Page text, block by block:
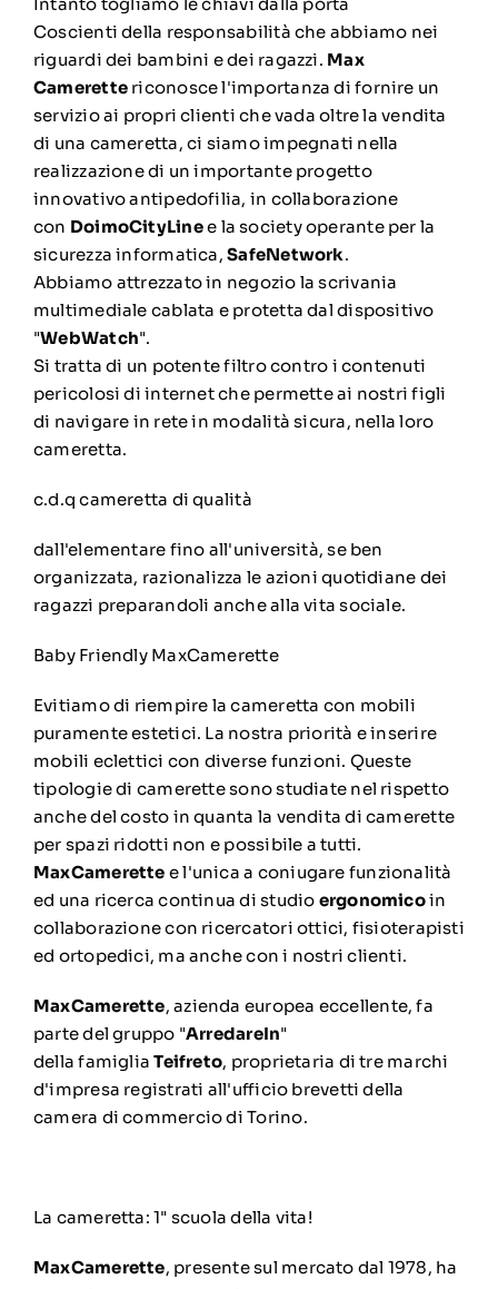
Coscienti della responsabilità che abbiamo nei
riguardi dei bambini e dei ragazzi. Max
Camerette riconosce l'importanza di fornire un
servizio ai propri clienti che vada oltre la vendita
di una cameretta, ci siamo impegnati nella
realizzazione di un importante progetto
innovativo antipedofilia, in collaborazione
con DoimoCityLinee la society operante per la
sicurezza informatica,SafeNetwork.
Abbiamo attrezzato in negozio la scrivania
multimediale cablata e protetta dal dispositivo
"WebWatch".
Si tratta di un potente filtro contro i contenuti
pericolosi di internet che permette ai nostri figli
di navigare in rete in modalità sicura, nella loro
cameretta.
c.d.q cameretta di qualità
dall'elementare fino all'università, se ben
organizzata, razionalizza le azioni quotidiane dei
ragazzi preparandoli anche alla vita sociale.
Baby Friendly MaxCamerette
Evitiamo di riempire la cameretta con mobili
puramente estetici. La nostra priorità e inserire
mobili eclettici con diverse funzioni. Queste
tipologie di camerette sono studiate nel rispetto
anche del costo in quanta la vendita di camerette
per spazi ridotti non e possibile a tutti.
MaxCamerette e l'unica a coniugare funzionalità
ed una ricerca continua di studio ergonomicoin
collaborazione con ricercatori ottici, fisioterapisti
ed ortopedici, ma anche con i nostri clienti.
MaxCamerette, azienda europea eccellente, fa
parte del gruppo "ArredareIn"
della famigliaTeifreto, proprietaria di tre marchi
d'impresa registrati all'ufficio brevetti della
camera di commercio di Torino.
La cameretta: 1" scuola della vita!
MaxCamerette, presente sul mercato dal 1978, ha